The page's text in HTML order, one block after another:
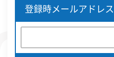
登録時メールアドレス